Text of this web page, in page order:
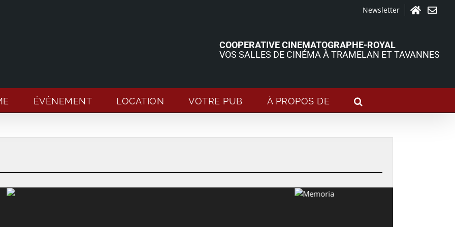
Newsletter
COOPERATIVE CINEMATOGRAPHE-ROYAL
VOS SALLES DE CINÉMA À TRAMELAN ET TAVANNES
ÉVÈNEMENT LOCATION VOTRE PUB À PROPOS DE